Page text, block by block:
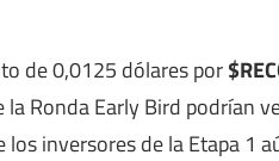
de 0,0125 dólares por
la Ronda Early Bird podrían
los inversores de la Etapa 1